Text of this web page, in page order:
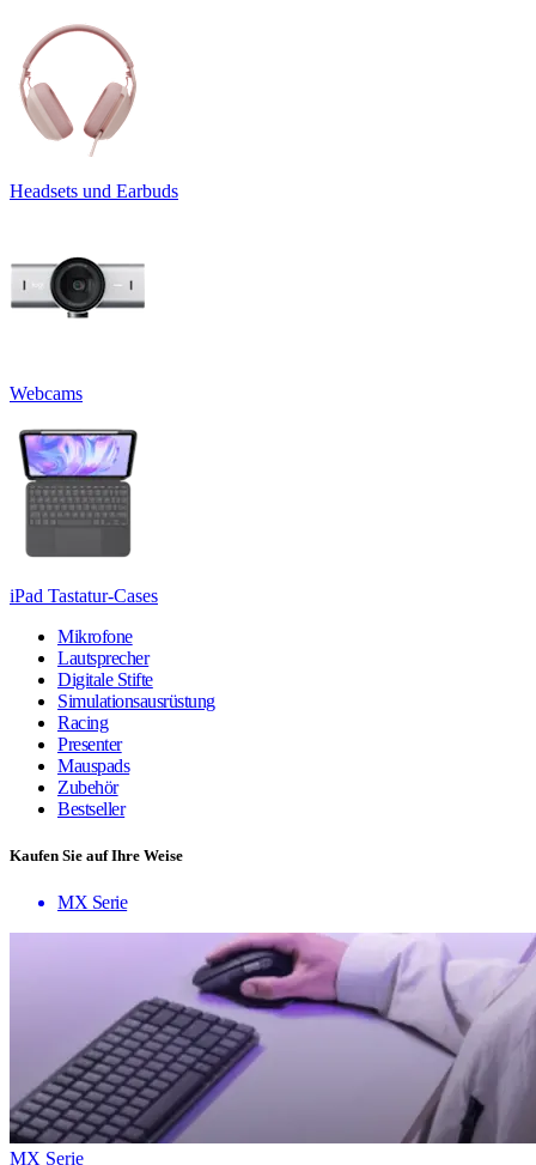
Headsets und Earbuds
Webcams
iPad Tastatur-Cases
Mikrofone
Lautsprecher
Digitale Stifte
Simulationsausrüstung
Racing
Presenter
Mauspads
Zubehör
Bestseller
Kaufen Sie auf Ihre Weise
MX Serie
MX Serie